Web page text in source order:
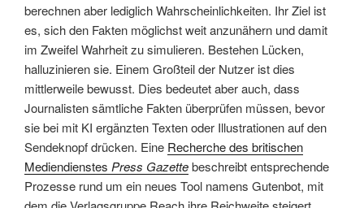
berechnen aber lediglich Wahrscheinlichkeiten. Ihr Ziel ist
es, sich den Fakten möglichst weit anzunähern und damit
im Zweifel Wahrheit zu simulieren. Bestehen Lücken,
halluzinieren sie. Einem Großteil der Nutzer ist dies
mittlerweile bewusst. Dies bedeutet aber auch, dass
Journalisten sämtliche Fakten überprüfen müssen, bevor
sie bei mit KI ergänzten Texten oder Illustrationen auf den
Sendeknopf drücken. Eine Recherche des britischen
Mediendienstes Press Gazettebeschreibt entsprechende
Prozesse rund um ein neues Tool namens Gutenbot, mit